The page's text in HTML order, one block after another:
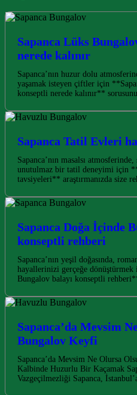
Sapanca Lüks
nerede kalınır
Sapanca’nın huzur dolu
yaşamak isteyen çiftler için
konseptli nerede kalınır**
Sapanca Tatil Evleri
Sapanca’nın masalsı
unutulmaz bir tatil deneyimi için
tavsiyeleri** araştırmanızda size
Sapanca Doğa İçinde
konseptli rehberi
Sapanca’nın yeşil doğasında,
hayallerinizi gerçeğe
Bungalov balayı konseptli
Sapanca’da Mevsim
Bungalov Keyfi
Sapanca’da Mevsim Ne Olursa
Kalbinde Huzurlu Bir Kaçamak
Vazgeçilmezliği Sapanca,